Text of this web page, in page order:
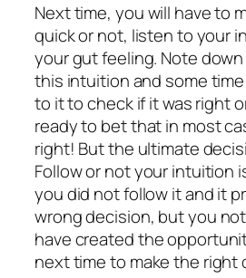
Next time, you will have to
quick or not, listen to your
your gut feeling. Note
this intuition and some
to it to check if it was right
ready to bet that in most
right! But the ultimate
Follow or not your intuition
you did not follow it and it
wrong decision, but you
have created the
next time to make the right